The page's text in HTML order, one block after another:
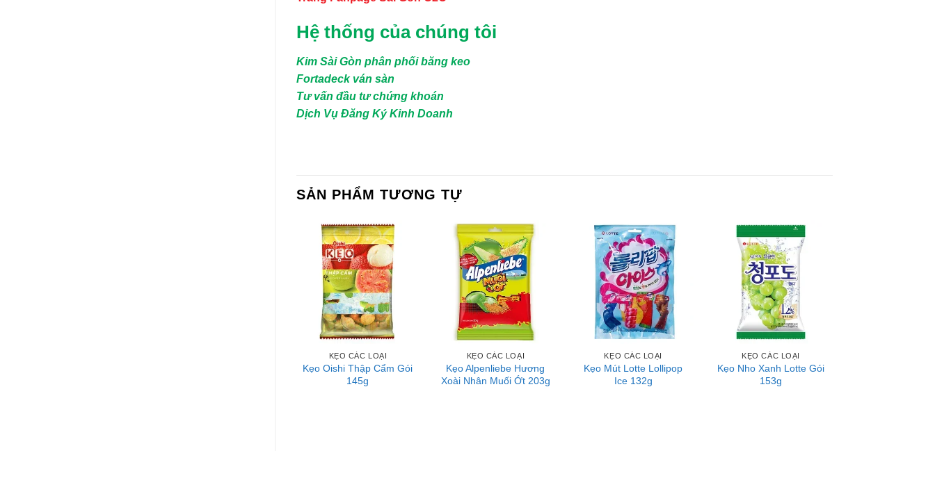
Hệ thống của chúng tôi
Kim Sài Gòn phân phối băng keo
Fortadeck ván sàn
Tư vấn đầu tư chứng khoán
Dịch Vụ Đăng Ký Kinh Doanh
SẢN PHẨM TƯƠNG TỰ
KẸO CÁC LOẠI
Kẹo Oishi Thập Cẩm Gói
145g
KẸO CÁC LOẠI
Kẹo Alpenliebe Hương
Xoài Nhân Muối Ớt 203g
KẸO CÁC LOẠI
Kẹo Mút Lotte Lollipop
Ice 132g
KẸO CÁC LOẠI
Kẹo Nho Xanh Lotte Gói
153g